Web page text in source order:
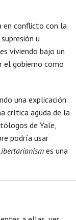
en conflicto con la
u
viviendo bajo un
el gobierno como
una explicación
crítica aguda de la
de Yale,
podría usar
es una